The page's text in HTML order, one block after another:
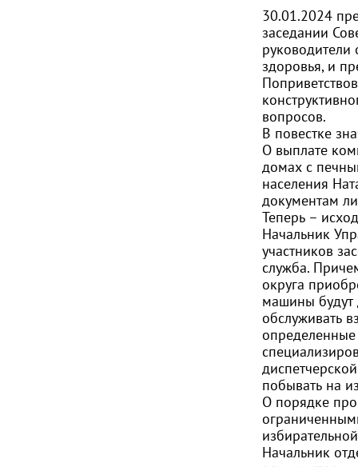
30.01.2024
заседании
здоровья, и
вопросов.
В повестке
О выплате
домах с
населения
документам
Теперь –
Начальник
участников
служба.
округа
машины будут
обслуживать
побывать на
О порядке
Начальник